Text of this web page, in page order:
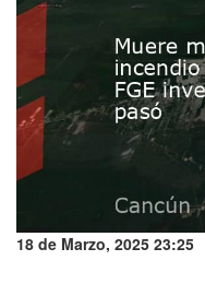
18 de Marzo, 2025 23:25